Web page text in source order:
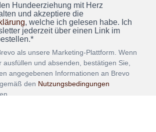
Hundeerziehung mit Herz
und akzeptiere die
, welche ich gelesen habe. Ich
jederzeit über einen Link im
als unsere Marketing-Plattform. Wenn
ausfüllen und absenden, bestätigen Sie,
angegebenen Informationen an Brevo
den Nutzungsbedingungen